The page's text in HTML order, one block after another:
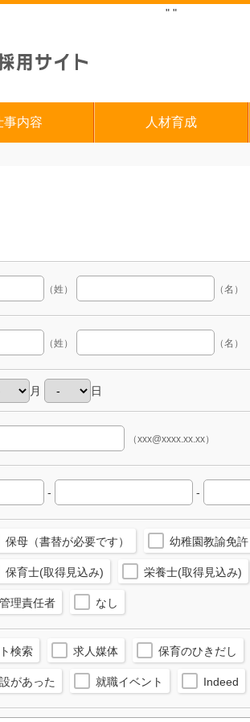
" "
事内容 人材育成
（姓） （名）
（姓） （名）
月 日
（xxx@xxxx.xx.xx）
- -
保母（書替が必要です） 幼稚園教諭免許
保育士(取得見込み) 栄養士(取得見込み)
理責任者 なし
検索 求人媒体 保育のひきだし
があった 就職イベント Indeed